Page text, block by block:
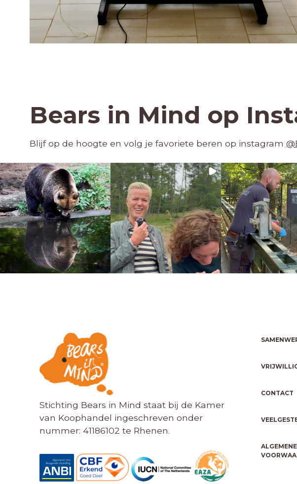
Bears in Mind op
Blijf op de hoogte en volg je favoriete beren op instagram
Stichting Bears in Mind staat bij de Kamer
van Koophandel ingeschreven onder
nummer: 41186102 te Rhenen.
CONTACT
ALGEMENE